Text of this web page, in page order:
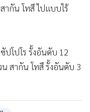
ากัน โทสึ ไปแบบไร้
ปโปโร รั้งอันดับ 12
สากัน โทสึ รั้งอันดับ 3